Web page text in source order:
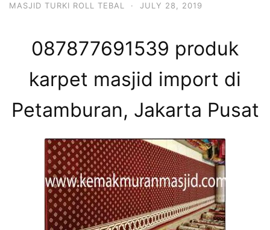
MASJID TURKI ROLL TEBAL
· JULY 28, 2019
087877691539 produk
karpet masjid import di
Petamburan, Jakarta Pusat